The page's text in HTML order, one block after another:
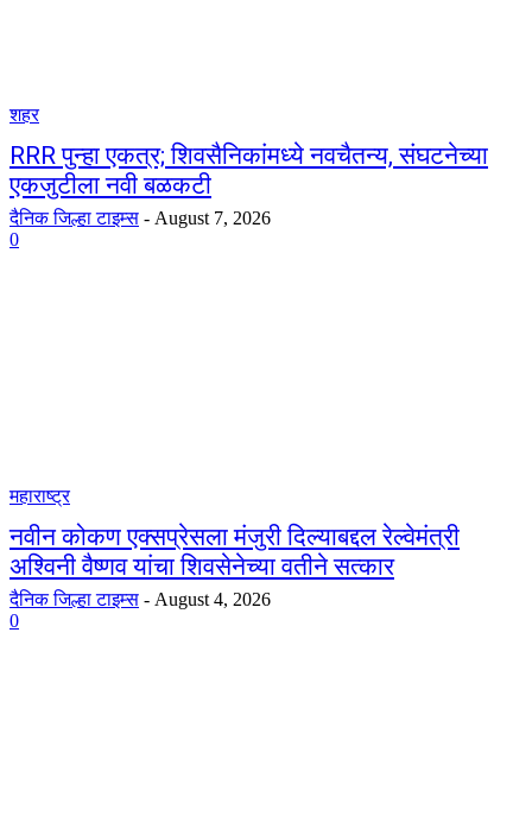
शहर
RRR पुन्हा एकत्र; शिवसैनिकांमध्ये नवचैतन्य, संघटनेच्या
एकजुटीला नवी बळकटी
दैनिक जिल्हा टाइम्स - August 7, 2026
0
महाराष्ट्र
नवीन कोकण एक्सप्रेसला मंजुरी दिल्याबद्दल रेल्वेमंत्री
अश्विनी वैष्णव यांचा शिवसेनेच्या वतीने सत्कार
दैनिक जिल्हा टाइम्स - August 4, 2026
0